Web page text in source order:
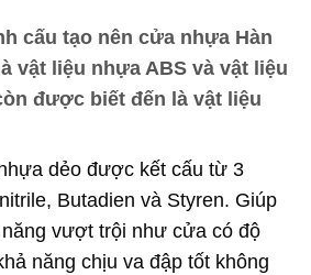
cấu tạo nên cửa nhựa Hàn
vật liệu nhựa ABS và vật liệu
được biết đến là vật liệu
dẻo được kết cấu từ 3
Butadien và Styren. Giúp
vượt trội như cửa có độ
năng chịu va đập tốt không